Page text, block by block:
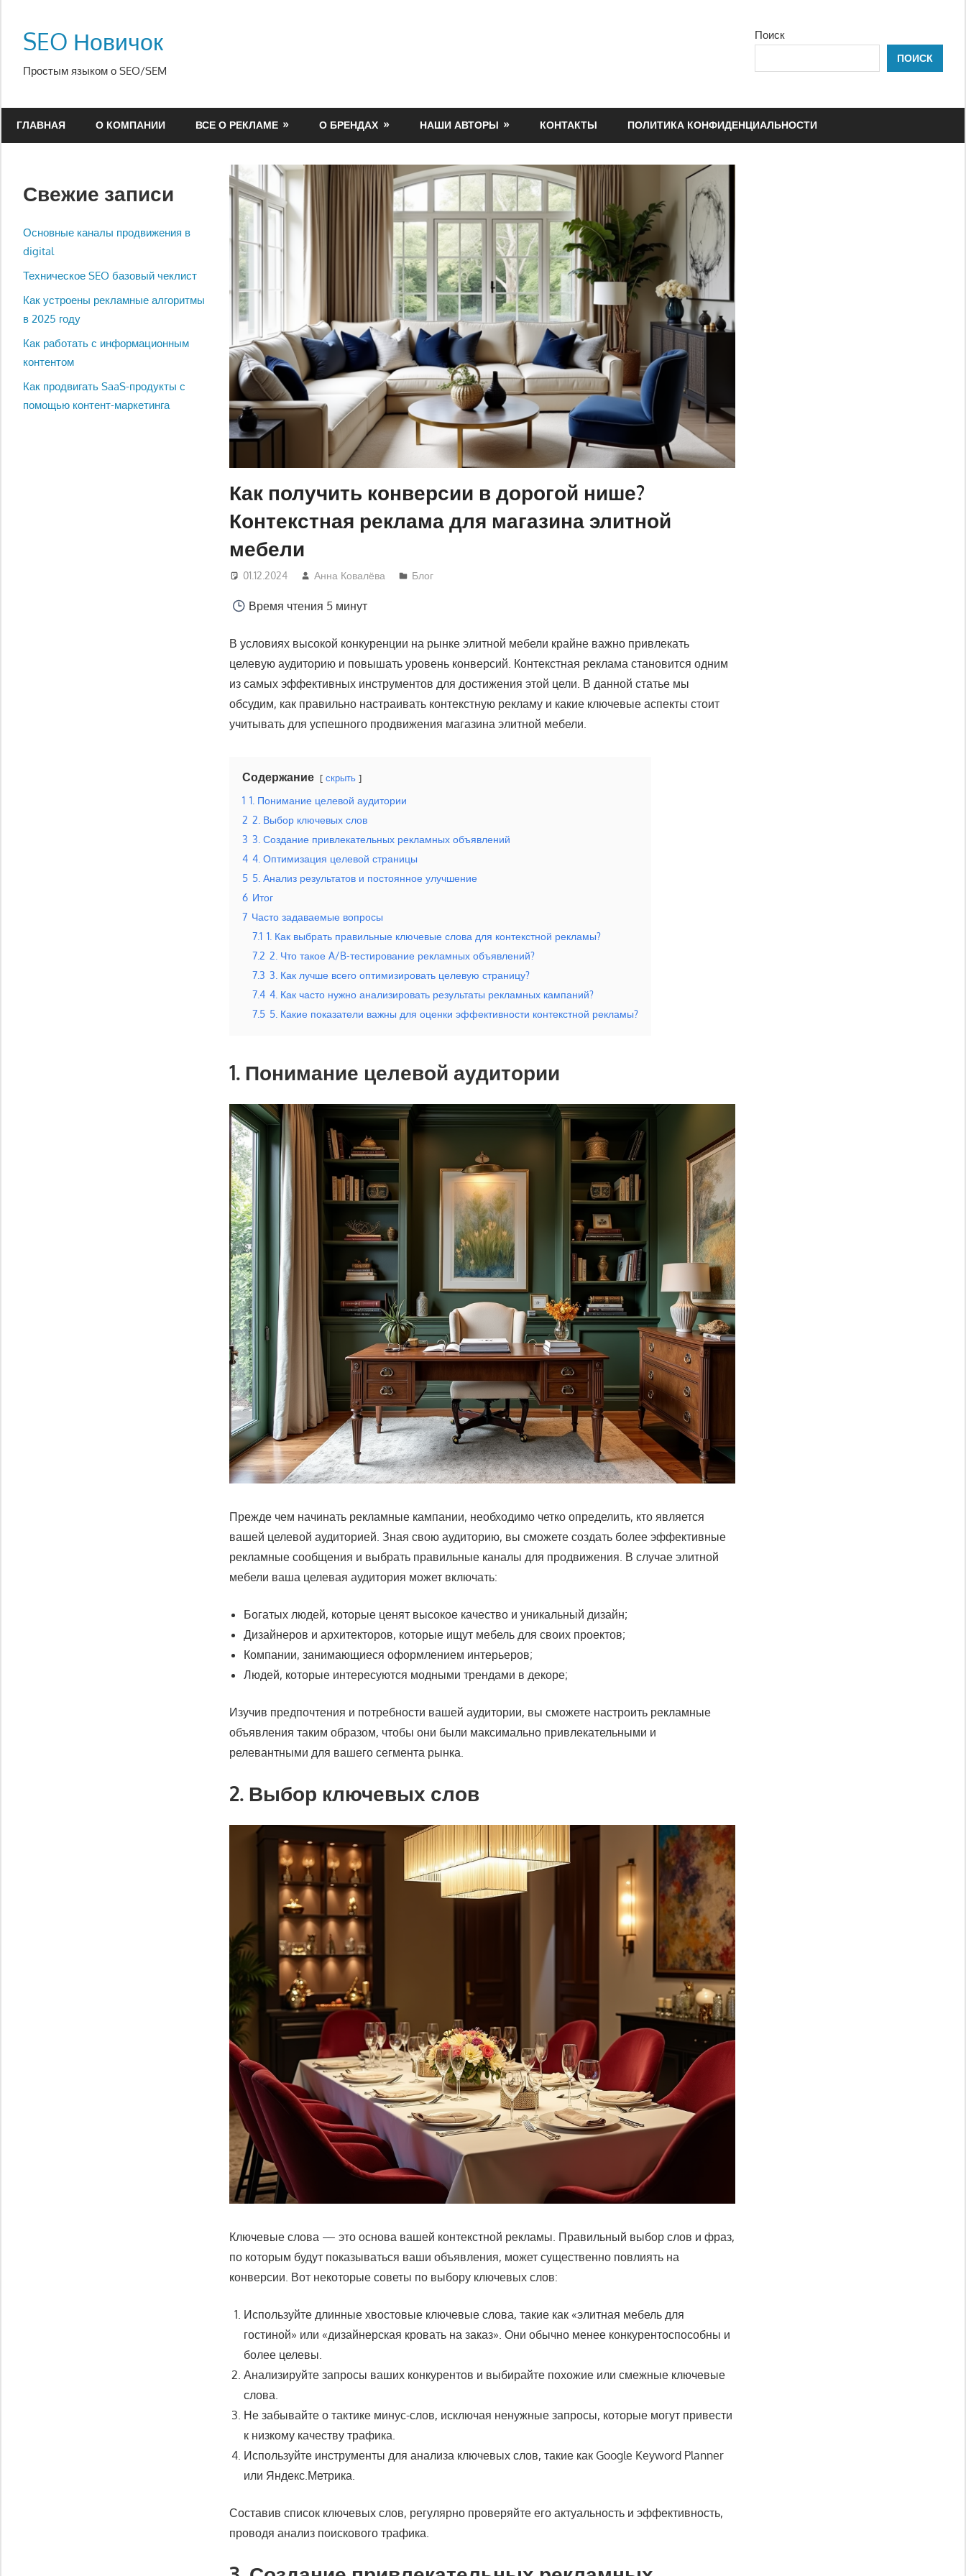
содержимому
SEO Новичок
Простым языком о SEO/SEM
Поиск
ПОИСК
ГЛАВНАЯ О КОМПАНИИ ВСЕ О РЕКЛАМЕ О БРЕНДАХ НАШИ АВТОРЫ КОНТАКТЫ ПОЛИТИКА КОНФИДЕНЦИАЛЬНОСТИ
Как получить конверсии в дорогой нише?
Контекстная реклама для магазина элитной
мебели
01.12.2024 Анна Ковалёва Блог
Время чтения 5 минут
В условиях высокой конкуренции на рынке элитной мебели крайне важно привлекать
целевую аудиторию и повышать уровень конверсий. Контекстная реклама становится одним
из самых эффективных инструментов для достижения этой цели. В данной статье мы
обсудим, как правильно настраивать контекстную рекламу и какие ключевые аспекты стоит
учитывать для успешного продвижения магазина элитной мебели.
Содержание скрыть
1 1. Понимание целевой аудитории
2 2. Выбор ключевых слов
3 3. Создание привлекательных рекламных объявлений
4 4. Оптимизация целевой страницы
5 5. Анализ результатов и постоянное улучшение
6 Итог
7 Часто задаваемые вопросы
7.1 1. Как выбрать правильные ключевые слова для контекстной рекламы?
7.2 2. Что такое A/B-тестирование рекламных объявлений?
7.3 3. Как лучше всего оптимизировать целевую страницу?
7.4 4. Как часто нужно анализировать результаты рекламных кампаний?
7.5 5. Какие показатели важны для оценки эффективности контекстной рекламы?
1. Понимание целевой аудитории
Прежде чем начинать рекламные кампании, необходимо четко определить, кто является
вашей целевой аудиторией. Зная свою аудиторию, вы сможете создать более эффективные
рекламные сообщения и выбрать правильные каналы для продвижения. В случае элитной
мебели ваша целевая аудитория может включать:
Богатых людей, которые ценят высокое качество и уникальный дизайн;
Дизайнеров и архитекторов, которые ищут мебель для своих проектов;
Компании, занимающиеся оформлением интерьеров;
Людей, которые интересуются модными трендами в декоре;
Изучив предпочтения и потребности вашей аудитории, вы сможете настроить рекламные
объявления таким образом, чтобы они были максимально привлекательными и
релевантными для вашего сегмента рынка.
2. Выбор ключевых слов
Ключевые слова — это основа вашей контекстной рекламы. Правильный выбор слов и фраз,
по которым будут показываться ваши объявления, может существенно повлиять на
конверсии. Вот некоторые советы по выбору ключевых слов:
Используйте длинные хвостовые ключевые слова, такие как «элитная мебель для
гостиной» или «дизайнерская кровать на заказ». Они обычно менее конкурентоспособны и
более целевы.
Анализируйте запросы ваших конкурентов и выбирайте похожие или смежные ключевые
слова.
Не забывайте о тактике минус-слов, исключая ненужные запросы, которые могут привести
к низкому качеству трафика.
Используйте инструменты для анализа ключевых слов, такие как Google Keyword Planner
или Яндекс.Метрика.
Составив список ключевых слов, регулярно проверяйте его актуальность и эффективность,
проводя анализ поискового трафика.
Свежие записи
Основные каналы продвижения в
digital
Техническое SEO базовый чеклист
Как устроены рекламные алгоритмы
в 2025 году
Как работать с информационным
контентом
Как продвигать SaaS-продукты с
помощью контент-маркетинга